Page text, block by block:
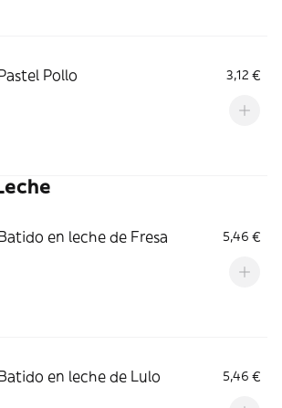
Pollo 3,12 €
en leche de Fresa 5,46 €
en leche de Lulo 5,46 €